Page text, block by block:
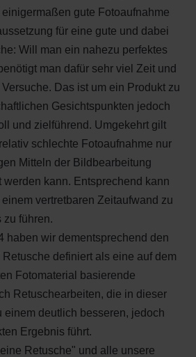
gute Fotoaufnahme
für eine gute und dabei
Will man ein nahezu perfektes
man dafür sehr viel Zeit und
Das ist um ein Produkt zu
Gesichtspunkten jedoch
und zielführend. Umgekehrt gilt
schlechte Fotoaufnahme nur
Mitteln der Bildbearbeitung
kann. Entsprechend kann
vertretbaren Zeitaufwand zu
zu führen.
haben wir dementsprechend den
definiert als eine auf dem
Fotomaterial basierende
Retuschearbeiten, die in dieser
einem deutlich besseren, jedoch
Ergebnis führt.
Retusche" und alle unsere